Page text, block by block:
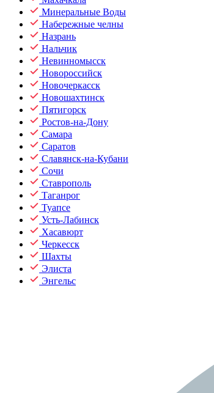
Минеральные Воды
Набережные челны
Назрань
Нальчик
Невинномысск
Новороссийск
Новочеркасск
Новошахтинск
Пятигорск
Ростов-на-Дону
Самара
Саратов
Славянск-на-Кубани
Сочи
Ставрополь
Таганрог
Туапсе
Усть-Лабинск
Хасавюрт
Черкесск
Шахты
Элиста
Энгельс